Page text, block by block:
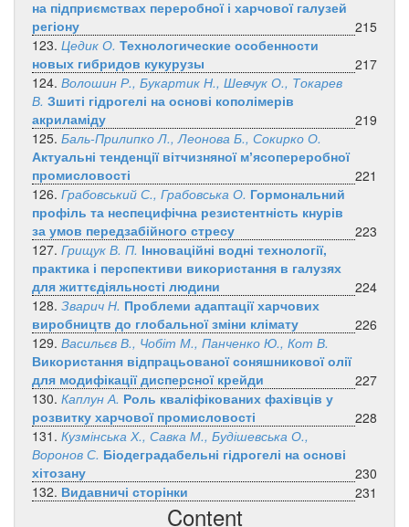
на підприємствах переробної і харчової галузей
регіону
215
123. Цедик О. Технологические особенности
новых гибридов кукурузы
217
124. Волошин Р., Букартик Н., Шевчук О., Токарев
В. Зшиті гідрогелі на основі кополімерів
акриламіду
219
125. Баль-Прилипко Л., Леонова Б., Сокирко О.
Актуальні тенденції вітчизняної мʼясопереробної
промисловості
221
126. Грабовський С., Грабовська О. Гормональний
профіль та неспецифічна резистентність кнурів
за умов передзабійного стресу
223
127. Грищук В. П. Інноваційні водні технології,
практика і перспективи використання в галузях
для життєдіяльності людини
224
128. Зварич Н. Проблеми адаптації харчових
виробництв до глобальної зміни клімату
226
129. Васильєв В., Чобіт М., Панченко Ю., Кот В.
Використання відпрацьованої соняшникової олії
для модифікації дисперсної крейди
227
130. Каплун А. Роль кваліфікованих фахівців у
розвитку харчової промисловості
228
131. Кузмінська Х., Савка М., Будішевська О.,
Воронов С. Біодеградабельні гідрогелі на основі
хітозану
230
132. Видавничі сторінки 231
Content